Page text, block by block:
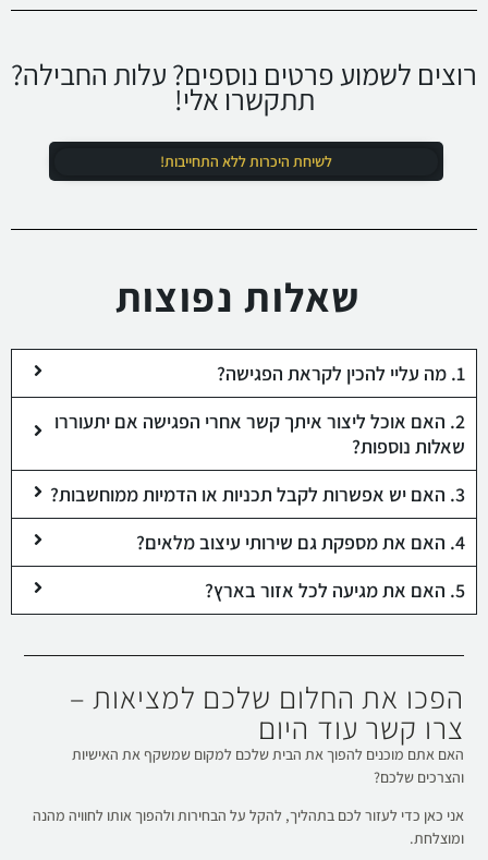
רוצים לשמוע פרטים נוספים? עלות החבילה?
תתקשרו אלי!
לשיחת היכרות ללא התחייבות!
שאלות נפוצות
1. מה עליי להכין לקראת הפגישה?
2. האם אוכל ליצור איתך קשר אחרי הפגישה אם יתעוררו
שאלות נוספות?
3. האם יש אפשרות לקבל תכניות או הדמיות ממוחשבות?
4. האם את מספקת גם שירותי עיצוב מלאים?
5. האם את מגיעה לכל אזור בארץ?
הפכו את החלום שלכם למציאות –
צרו קשר עוד היום
האם אתם מוכנים להפוך את הבית שלכם למקום שמשקף את האישיות
והצרכים שלכם?
אני כאן כדי לעזור לכם בתהליך, להקל על הבחירות ולהפוך אותו לחוויה מהנה
ומוצלחת.